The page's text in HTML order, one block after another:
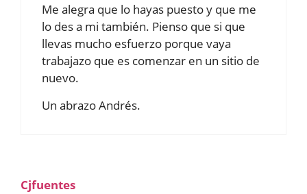
Me alegra que lo hayas puesto y que me
lo des a mi también. Pienso que si que
llevas mucho esfuerzo porque vaya
trabajazo que es comenzar en un sitio de
nuevo.
Un abrazo Andrés.
Cjfuentes